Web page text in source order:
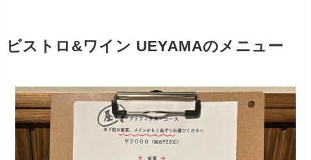
ビストロ&ワイン UEYAMAのメニュー